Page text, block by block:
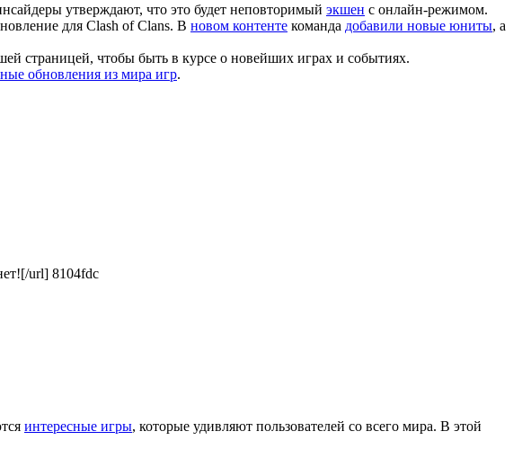
утверждают, что это будет неповторимый экшен с онлайн-режимом.
для Clash of Clans. В новом контенте команда добавили новые юниты, а
страницей, чтобы быть в курсе о новейших играх и событиях.
обновления из мира игр.
url] 8104fdc
интересные игры, которые удивляют пользователей со всего мира. В этой